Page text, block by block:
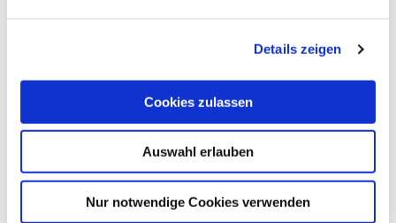
Details zeigen
Cookies zulassen
Auswahl erlauben
Nur notwendige Cookies verwenden
Und außerdem möchte ich ja auch mal bald Oma
werden. Wer weiß, wie lange ich noch da bin. Stell dich
Mutter zuliebe!“
Viola schüttelte den Kopf.
mit Karin zusammen bin. Ich interessiere mich
überhaupt nicht für Männer! Wann geht das endlich in